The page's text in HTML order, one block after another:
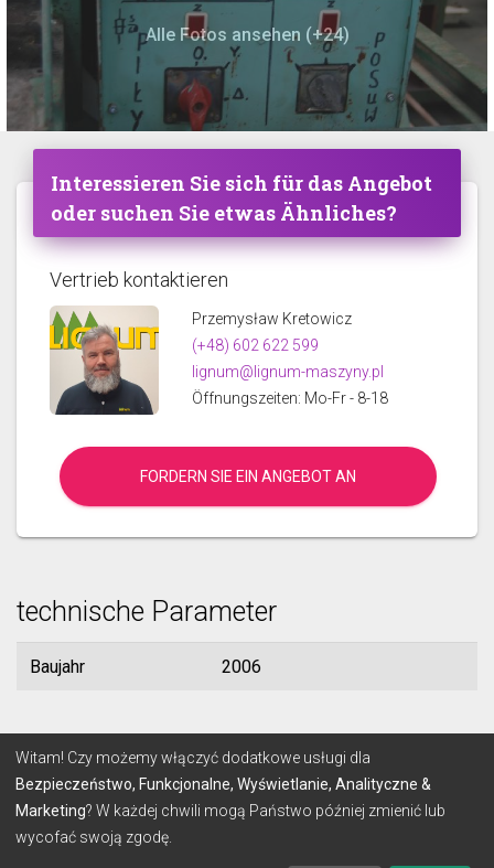
Alle Fotos ansehen (+24)
Interessieren Sie sich für das Angebot
oder suchen Sie etwas Ähnliches?
Vertrieb kontaktieren
Przemysław Kretowicz
(+48) 602 622 599
lignum@lignum-maszyny.pl
Öffnungszeiten: Mo-Fr - 8-18
FORDERN SIE EIN ANGEBOT AN
technische Parameter
Baujahr 2006
© 2026 Lignum
BEDINGUNGEN DATENSCHUTZ-BESTIMMUNGEN
Witam! Czy możemy włączyć dodatkowe usługi dla
Bezpieczeństwo, Funkcjonalne, Wyświetlanie, Analityczne &
Marketing? W każdej chwili mogą Państwo później zmienić lub
wycofać swoją zgodę.